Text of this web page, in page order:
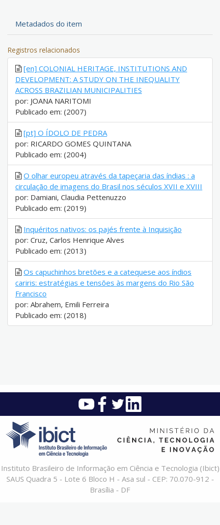
Metadados do item
Registros relacionados
[en] COLONIAL HERITAGE, INSTITUTIONS AND
DEVELOPMENT: A STUDY ON THE INEQUALITY
ACROSS BRAZILIAN MUNICIPALITIES
por: JOANA NARITOMI
Publicado em: (2007)
[pt] O ÍDOLO DE PEDRA
por: RICARDO GOMES QUINTANA
Publicado em: (2004)
O olhar europeu através da tapeçaria das índias : a
circulação de imagens do Brasil nos séculos XVII e XVIII
por: Damiani, Claudia Pettenuzzo
Publicado em: (2019)
Inquéritos nativos: os pajés frente à Inquisição
por: Cruz, Carlos Henrique Alves
Publicado em: (2013)
Os capuchinhos bretões e a catequese aos índios
cariris: estratégias e tensões às margens do Rio São
Francisco
por: Abrahem, Emili Ferreira
Publicado em: (2018)
Instituto Brasileiro de Informação em Ciência e Tecnologia (Ibict)
SAUS Quadra 5 - Lote 6 Bloco H - Asa sul - CEP: 70.070-912 -
Brasília - DF